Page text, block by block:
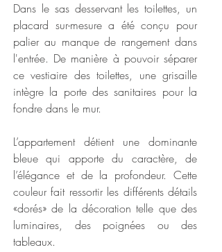
Dans le sas desservant les toilettes, un
placard sur-mesure a été conçu pour
palier au manque de rangement dans
l'entrée. De manière à pouvoir séparer
ce vestiaire des toilettes, une grisaille
intègre la porte des sanitaires pour la
fondre dans le mur.
L’appartement détient une dominante
bleue qui apporte du caractère, de
l’élégance et de la profondeur. Cette
couleur fait ressortir les différents détails
«dorés» de la décoration telle que des
luminaires, des poignées ou des
tableaux.